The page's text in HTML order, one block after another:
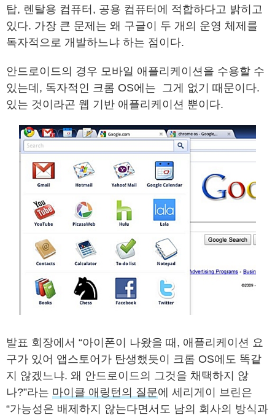
탑, 렌탈용 컴퓨터, 공용 컴퓨터에 적합하다고 밝히고
있다. 가장 큰 문제는 왜 구글이 두 개의 운영 체제를
독자적으로 개발하느냐 하는 점이다.
안드로이드의 경우 모바일 애플리케이션을 수용할 수
있는데, 독자적인 크롬 OS에는 그게 없기 때문이다.
있는 것이라곤 웹 기반 애플리케이션 뿐이다.
발표 회장에서 “아이폰이 나왔을 때, 애플리케이션 요
구가 있어 앱스토어가 탄생했듯이 크롬 OS에도 똑같
지 않겠느냐. 왜 안드로이드의 그것을 채택하지 않
나?”라는 마이클 애링턴의 질문에 세리게이 브린은
“가능성은 배제하지 않는다면서도 남의 회사의 방식과